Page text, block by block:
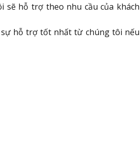
sẽ hỗ trợ theo nhu cầu của khách
sự hỗ trợ tốt nhất từ chúng tôi nếu